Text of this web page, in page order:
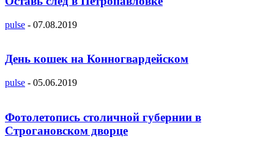
pulse - 07.08.2019
День кошек на Конногвардейском
pulse - 05.06.2019
Фотолетопись столичной губернии в
Строгановском дворце